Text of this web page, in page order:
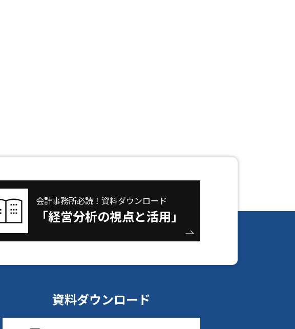
会計事務所必読！資料ダウンロード
「経営分析の視点と活用」
資料ダウンロード